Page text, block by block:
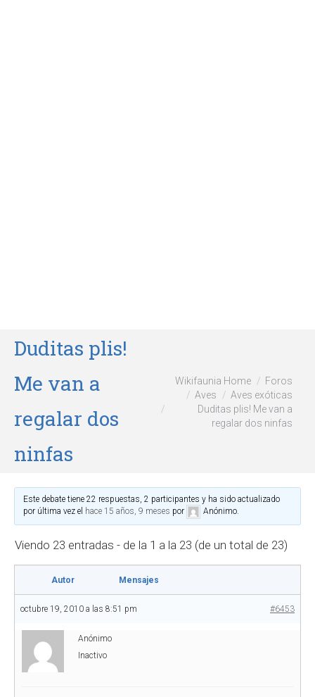
Duditas plis!
Me van a
regalar dos
ninfas
Wikifaunia Home
Foros
Aves
Aves exóticas
Duditas plis! Me van a
regalar dos ninfas
Este debate tiene 22 respuestas, 2 participantes y ha sido actualizado
por última vez el hace 15 años, 9 meses por Anónimo.
Viendo 23 entradas - de la 1 a la 23 (de un total de 23)
Autor Mensajes
octubre 19, 2010 a las 8:51 pm #6453
Anónimo
Inactivo